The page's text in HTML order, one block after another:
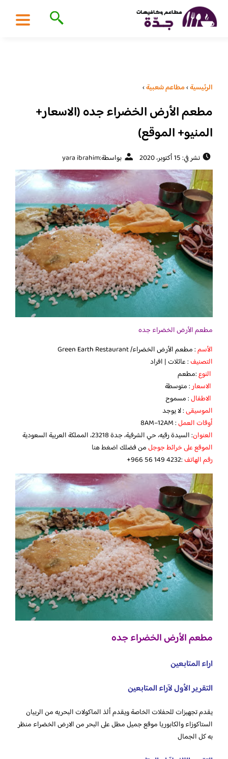
الرئيسية›مطاعم شعبية›
مطعم الأرض الخضراء جده (الاسعار+
المنيو+ الموقع)
نشر في: 15 أكتوبر، 2020 بواسطة:yara ibrahim
مطعم الأرض الخضراء جده
الأسم: مطعم الأرض الخضراء/ Green Earth Restaurant
التصنيف: عائلات | افراد
النوع:مطعم
الاسعار: متوسطة
الاطفال: مسموح
الموسيقى: لا يوجد
أوقات العمل: 8AM–12AM
العنوان: السيدة رقيه، حي الشرفية، جدة 23218، المملكة العربية السعودية
الموقع على خرائط جوجلمن فضلك اضغط هنا
رقم الهاتف:‪ ‏‏‪+966 56 149 4232‬‏
مطعم الأرض الخضراء جده
اراء المتابعين
التقرير الأول لآراء المتابعين
‏يقدم تجهيزات للحفلات الخاصة ويقدم ألذ الماكولات البحريه من الربيان
الستاكوزاء والكابوريا ‏موقع جميل مطل على البحر ‏من الارض الخضراء منظر
به كل الجمال